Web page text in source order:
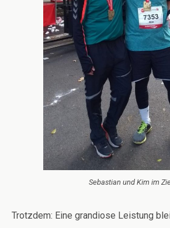
Sebastian und Kim im
Trotzdem: Eine grandiose Leistung